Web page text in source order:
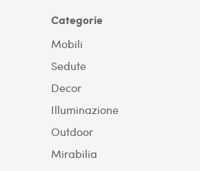
Categorie
Mobili
Sedute
Decor
Illuminazione
Outdoor
Mirabilia